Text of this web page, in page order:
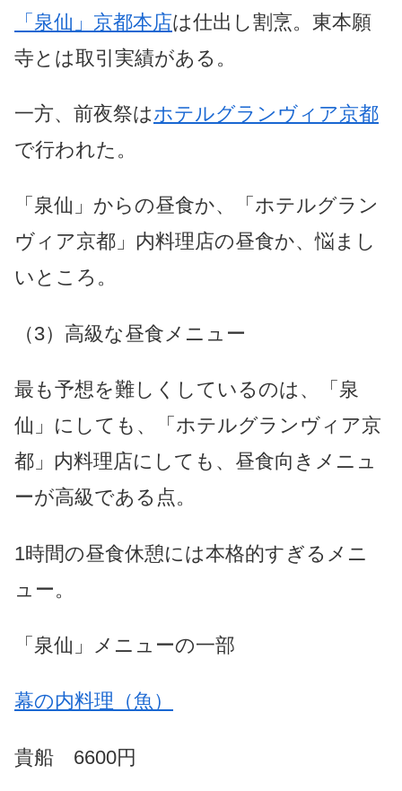
「泉仙」京都本店は仕出し割烹。東本願
寺とは取引実績がある。
一方、前夜祭はホテルグランヴィア京都
で行われた。
「泉仙」からの昼食か、「ホテルグラン
ヴィア京都」内料理店の昼食か、悩まし
いところ。
（3）高級な昼食メニュー
最も予想を難しくしているのは、「泉
仙」にしても、「ホテルグランヴィア京
都」内料理店にしても、昼食向きメニュ
ーが高級である点。
1時間の昼食休憩には本格的すぎるメニ
ュー。
「泉仙」メニューの一部
幕の内料理（魚）
貴船 6600円